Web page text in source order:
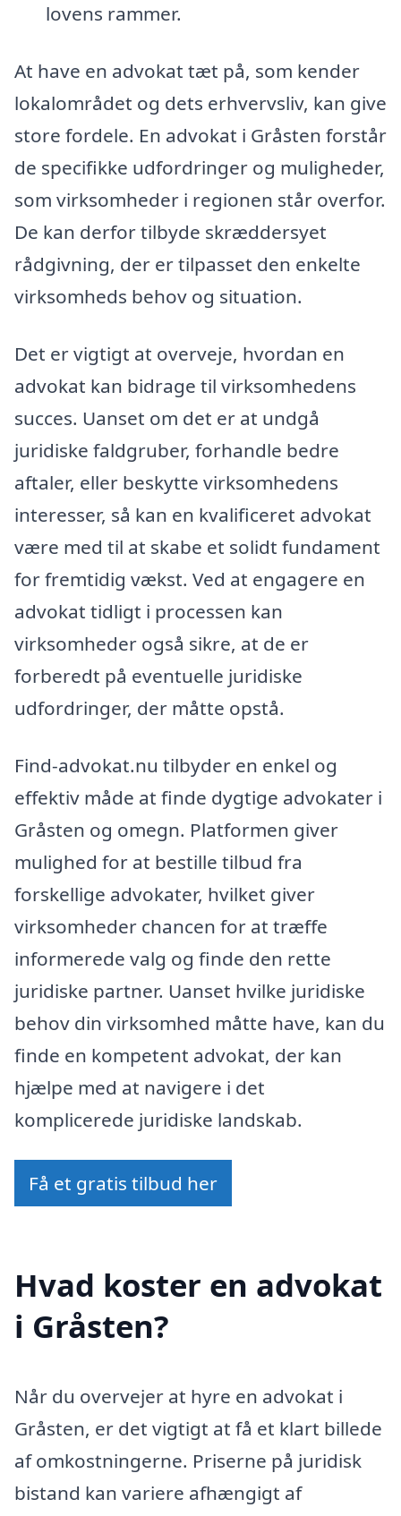
lovens rammer.
At have en advokat tæt på, som kender
lokalområdet og dets erhvervsliv, kan give
store fordele. En advokat i Gråsten forstår
de specifikke udfordringer og muligheder,
som virksomheder i regionen står overfor.
De kan derfor tilbyde skræddersyet
rådgivning, der er tilpasset den enkelte
virksomheds behov og situation.
Det er vigtigt at overveje, hvordan en
advokat kan bidrage til virksomhedens
succes. Uanset om det er at undgå
juridiske faldgruber, forhandle bedre
aftaler, eller beskytte virksomhedens
interesser, så kan en kvalificeret advokat
være med til at skabe et solidt fundament
for fremtidig vækst. Ved at engagere en
advokat tidligt i processen kan
virksomheder også sikre, at de er
forberedt på eventuelle juridiske
udfordringer, der måtte opstå.
Find-advokat.nu tilbyder en enkel og
effektiv måde at finde dygtige advokater i
Gråsten og omegn. Platformen giver
mulighed for at bestille tilbud fra
forskellige advokater, hvilket giver
virksomheder chancen for at træffe
informerede valg og finde den rette
juridiske partner. Uanset hvilke juridiske
behov din virksomhed måtte have, kan du
finde en kompetent advokat, der kan
hjælpe med at navigere i det
komplicerede juridiske landskab.
Få et gratis tilbud her
Hvad koster en advokat
i Gråsten?
Når du overvejer at hyre en advokat i
Gråsten, er det vigtigt at få et klart billede
af omkostningerne. Priserne på juridisk
bistand kan variere afhængigt af